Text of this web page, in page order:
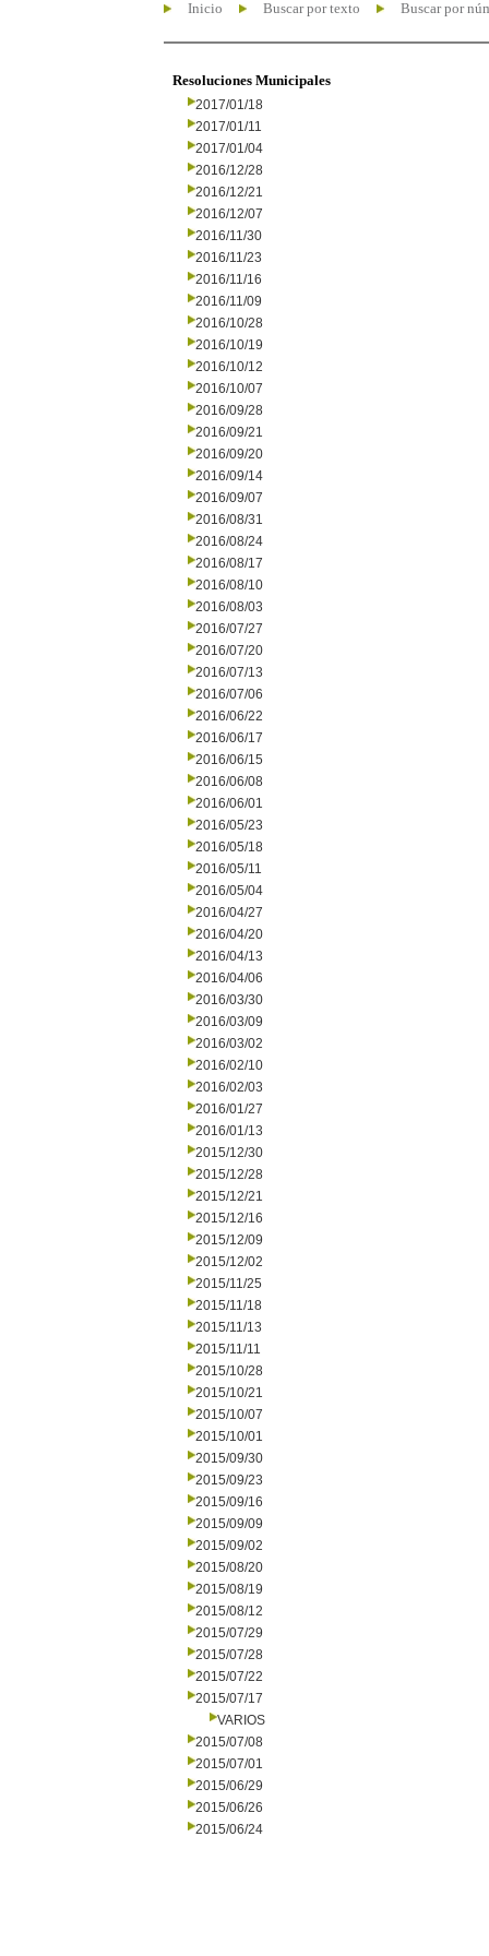
Inicio Buscar por texto Buscar por
Resoluciones Municipales
2017/01/18
2017/01/11
2017/01/04
2016/12/28
2016/12/21
2016/12/07
2016/11/30
2016/11/23
2016/11/16
2016/11/09
2016/10/28
2016/10/19
2016/10/12
2016/10/07
2016/09/28
2016/09/21
2016/09/20
2016/09/14
2016/09/07
2016/08/31
2016/08/24
2016/08/17
2016/08/10
2016/08/03
2016/07/27
2016/07/20
2016/07/13
2016/07/06
2016/06/22
2016/06/17
2016/06/15
2016/06/08
2016/06/01
2016/05/23
2016/05/18
2016/05/11
2016/05/04
2016/04/27
2016/04/20
2016/04/13
2016/04/06
2016/03/30
2016/03/09
2016/03/02
2016/02/10
2016/02/03
2016/01/27
2016/01/13
2015/12/30
2015/12/28
2015/12/21
2015/12/16
2015/12/09
2015/12/02
2015/11/25
2015/11/18
2015/11/13
2015/11/11
2015/10/28
2015/10/21
2015/10/07
2015/10/01
2015/09/30
2015/09/23
2015/09/16
2015/09/09
2015/09/02
2015/08/20
2015/08/19
2015/08/12
2015/07/29
2015/07/28
2015/07/22
2015/07/17
VARIOS
2015/07/08
2015/07/01
2015/06/29
2015/06/26
2015/06/24